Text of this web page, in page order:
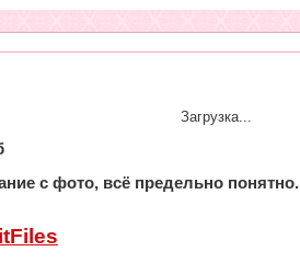
Загрузка...
с фото, всё предельно понятно.